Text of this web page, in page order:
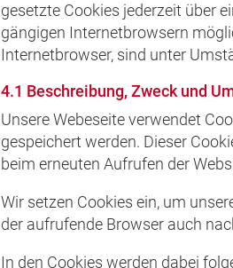
gesetzte Cookies jederzeit über
gängigen Internetbrowsern
Internetbrowser, sind unter
4.1 Beschreibung, Zweck und
Unsere Webeseite verwendet
gespeichert werden. Dieser
beim erneuten Aufrufen der
Wir setzen Cookies ein, um
der aufrufende Browser auch
In den Cookies werden dabei